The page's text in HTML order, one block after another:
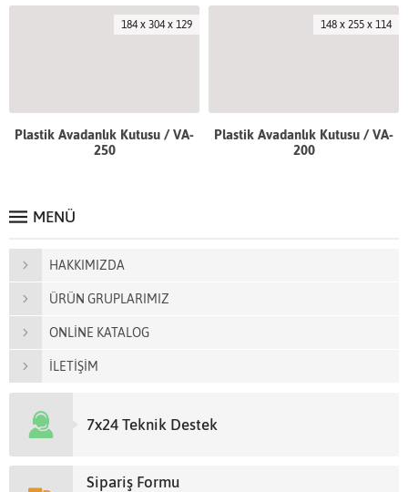
184 x 304 x 129
Plastik Avadanlık Kutusu / VA-
250
148 x 255 x 114
Plastik Avadanlık Kutusu / VA-
200
MENÜ
HAKKIMIZDA
ÜRÜN GRUPLARIMIZ
ONLİNE KATALOG
İLETİŞİM
7x24 Teknik Destek
Sipariş Formu